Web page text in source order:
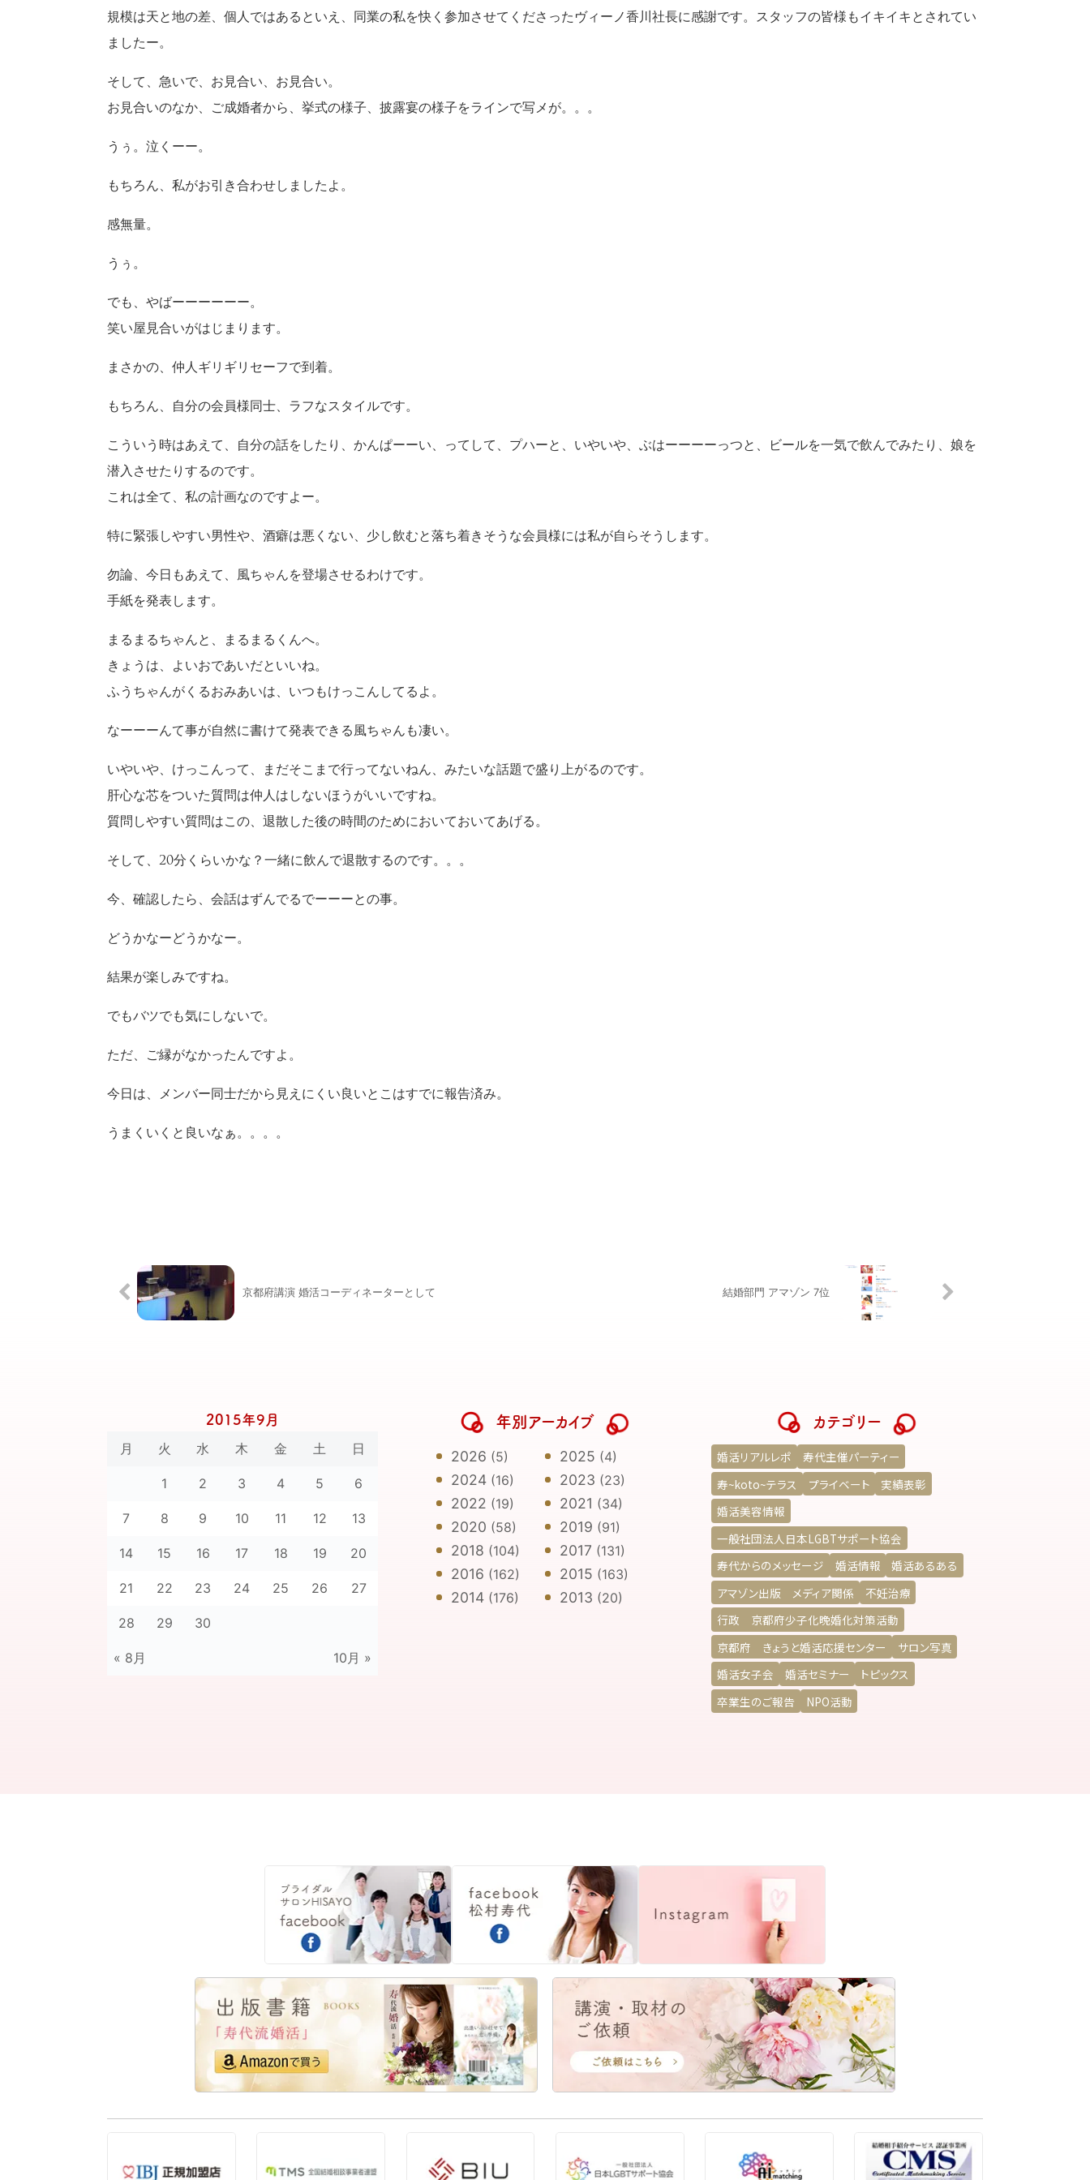
規模は天と地の差、個人ではあるといえ、同業の私を快く参加させてくださったヴィーノ香川社長に感謝です。スタッフの皆様もイキイキとされてい
ましたー。
そして、急いで、お見合い、お見合い。
お見合いのなか、ご成婚者から、挙式の様子、披露宴の様子をラインで写メが。。。
うぅ。泣くーー。
もちろん、私がお引き合わせしましたよ。
感無量。
うぅ。
でも、やばーーーーーー。
笑い屋見合いがはじまります。
まさかの、仲人ギリギリセーフで到着。
もちろん、自分の会員様同士、ラフなスタイルです。
こういう時はあえて、自分の話をしたり、かんぱーーい、ってして、プハーと、いやいや、ぶはーーーーっつと、ビールを一気で飲んでみたり、娘を
潜入させたりするのです。
これは全て、私の計画なのですよー。
特に緊張しやすい男性や、酒癖は悪くない、少し飲むと落ち着きそうな会員様には私が自らそうします。
勿論、今日もあえて、風ちゃんを登場させるわけです。
手紙を発表します。
まるまるちゃんと、まるまるくんへ。
きょうは、よいおであいだといいね。
ふうちゃんがくるおみあいは、いつもけっこんしてるよ。
なーーーんて事が自然に書けて発表できる風ちゃんも凄い。
いやいや、けっこんって、まだそこまで行ってないねん、みたいな話題で盛り上がるのです。
肝心な芯をついた質問は仲人はしないほうがいいですね。
質問しやすい質問はこの、退散した後の時間のためにおいておいてあげる。
そして、20分くらいかな？一緒に飲んで退散するのです。。。
今、確認したら、会話はずんでるでーーーとの事。
どうかなーどうかなー。
結果が楽しみですね。
でもバツでも気にしないで。
ただ、ご縁がなかったんですよ。
今日は、メンバー同士だから見えにくい良いとこはすでに報告済み。
うまくいくと良いなぁ。。。。
京都府講演 婚活コーディネーターとして 結婚部門 アマゾン 7位
2015年9月
月 火 水 木 金 土 日
« 8月 10月 »
1 2 3 4 5 6
7 8 9 10 11 12 13
14 15 16 17 18 19 20
21 22 23 24 25 26 27
28 29 30
年別アーカイブ
2026 (5) 2025 (4)
2024(16) 2023 (23)
2022 (19) 2021 (34)
2020 (58) 2019 (91)
2018 (104) 2017 (131)
2016 (162) 2015 (163)
2014(176) 2013 (20)
カテゴリー
婚活リアルレポ
寿代主催パーティー
寿~koto~テラス
プライベート
実績表彰
婚活美容情報
一般社団法人日本LGBTサポート協会
寿代からのメッセージ
婚活情報
婚活あるある
アマゾン出版 メディア関係
不妊治療
行政 京都府少子化晩婚化対策活動
京都府 きょうと婚活応援センター
サロン写真
婚活女子会
婚活セミナー
トピックス
卒業生のご報告
NPO活動